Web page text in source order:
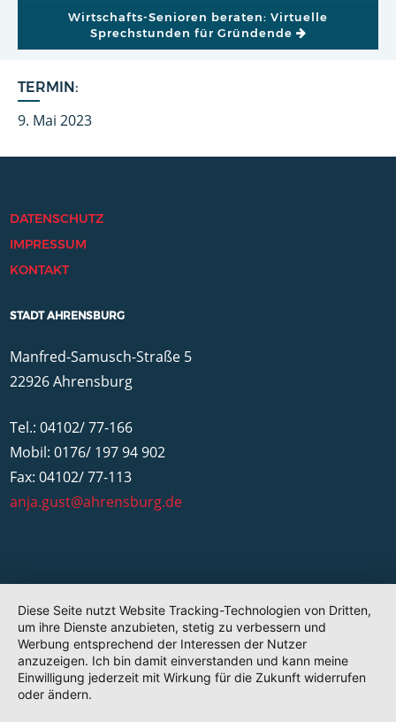
TERMIN:
9. Mai 2023
Wirtschafts-Senioren beraten: Virtuelle
Sprechstunden für Gründende
DATENSCHUTZ
IMPRESSUM
KONTAKT
STADT AHRENSBURG
Manfred-Samusch-Straße 5
22926 Ahrensburg
Tel.: 04102/ 77-166
Mobil: 0176/ 197 94 902
Fax: 04102/ 77-113
anja.gust@ahrensburg.de
Diese Seite nutzt Website Tracking-Technologien von Dritten,
um ihre Dienste anzubieten, stetig zu verbessern und
Werbung entsprechend der Interessen der Nutzer
anzuzeigen. Ich bin damit einverstanden und kann meine
Einwilligung jederzeit mit Wirkung für die Zukunft widerrufen
oder ändern.